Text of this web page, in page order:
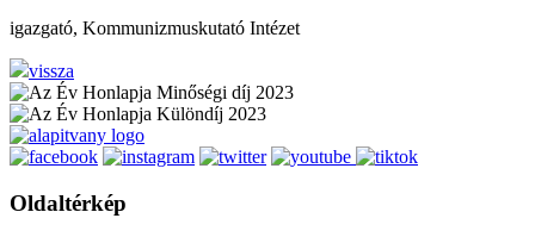
igazgató, Kommunizmuskutató Intézet
vissza
Oldaltérkép